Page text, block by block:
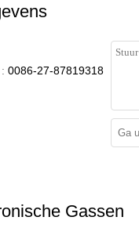
0086-27-87819318
Gassen